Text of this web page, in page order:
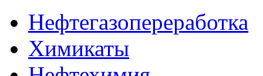
Нефтегазопереработка
Химикаты